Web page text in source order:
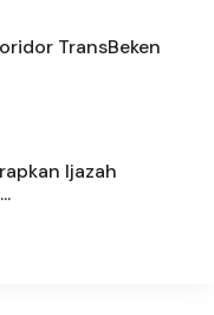
TransBeken
Ijazah